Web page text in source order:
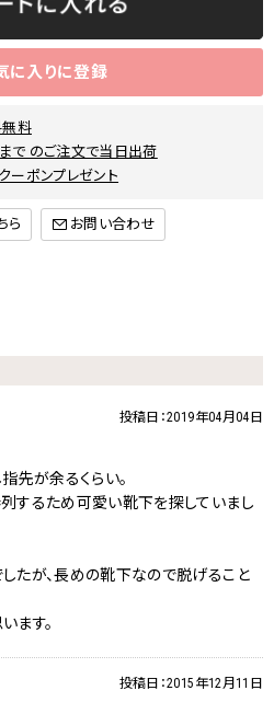
無料
で のご注文で当日出荷
ーポンプレゼント
ら
投稿日：2019年04月04日
先が余るくらい。
するため可愛い靴下を探していまし
たが、長めの靴下なので脱げること
ます。
投稿日：2015年12月11日